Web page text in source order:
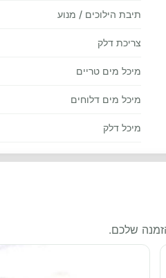
תיבת הילוכים / מנוע
צריכת דלק
מיכל מים טריים
מיכל מים דלוחים
מיכל דלק
שלכם.